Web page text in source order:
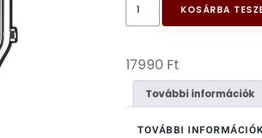
KOSÁRBA
17990 Ft
További információk
TOVÁBBI